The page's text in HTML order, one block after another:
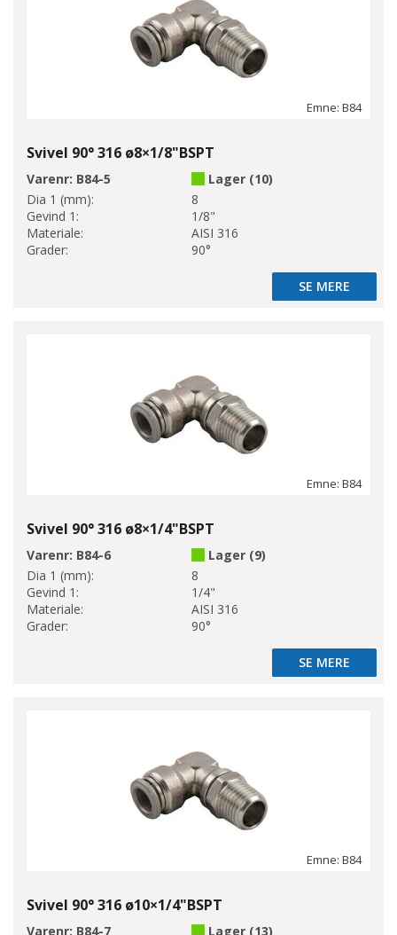
Emne: B84
Svivel 90° 316 ø8×1/8"BSPT
Varenr: B84-5
Lager (10)
Dia 1 (mm):
8
Gevind 1:
1/8"
Materiale:
AISI 316
Grader:
90°
SE MERE
SE MERE
Emne: B84
Svivel 90° 316 ø8×1/4"BSPT
Varenr: B84-6
Lager (9)
Dia 1 (mm):
8
Gevind 1:
1/4"
Materiale:
AISI 316
Grader:
90°
SE MERE
SE MERE
Emne: B84
Svivel 90° 316 ø10×1/4"BSPT
Varenr: B84-7 Lager (13)